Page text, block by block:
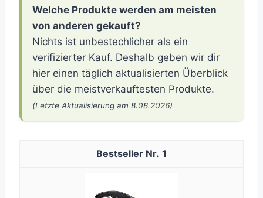
Welche Produkte werden am meisten
von anderen gekauft?
Nichts ist unbestechlicher als ein
verifizierter Kauf. Deshalb geben wir dir
hier einen täglich aktualisierten Überblick
über die meistverkauftesten Produkte.
(Letzte Aktualisierung am 8.08.2026)
1